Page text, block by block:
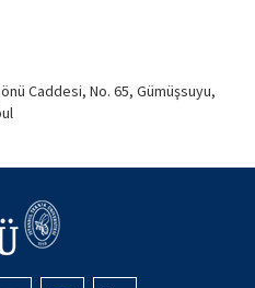
Caddesi, No. 65, Gümüşsuyu,